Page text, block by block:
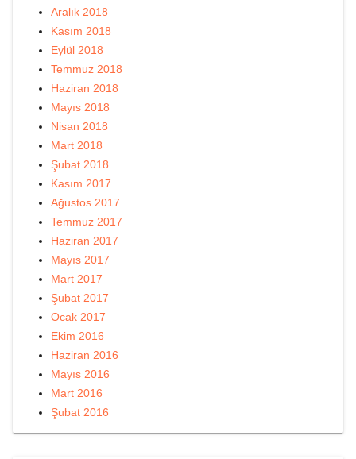
Aralık 2018
Kasım 2018
Eylül 2018
Temmuz 2018
Haziran 2018
Mayıs 2018
Nisan 2018
Mart 2018
Şubat 2018
Kasım 2017
Ağustos 2017
Temmuz 2017
Haziran 2017
Mayıs 2017
Mart 2017
Şubat 2017
Ocak 2017
Ekim 2016
Haziran 2016
Mayıs 2016
Mart 2016
Şubat 2016